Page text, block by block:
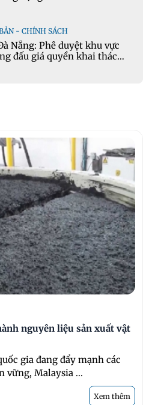
- CHÍNH SÁCH
Nẵng: Phê duyệt khu vực
đấu giá quyền khai thác
nguyên liệu sản xuất vật
gia đang đẩy mạnh các
vững, Malaysia ...
Xem thêm